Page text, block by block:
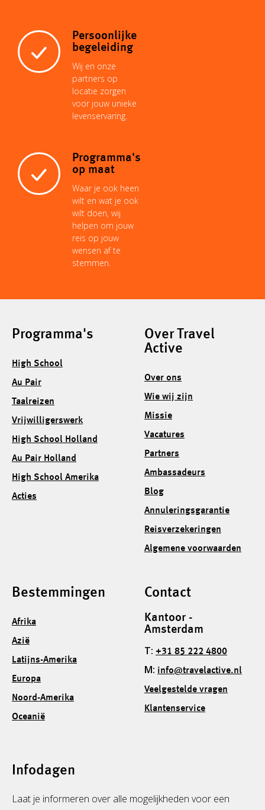
Persoonlijke
begeleiding
Wij en onze
partners op
locatie zorgen
voor jouw unieke
levenservaring.
Programma's
op maat
Waar je ook heen
wilt en wat je ook
wilt doen, wij
helpen om jouw
reis op jouw
wensen af te
stemmen.
Programma's
High School
Au Pair
Taalreizen
Vrijwilligerswerk
High School Holland
Au Pair Holland
High School Amerika
Acties
Over Travel
Active
Over ons
Wie wij zijn
Missie
Vacatures
Partners
Ambassadeurs
Blog
Annuleringsgarantie
Reisverzekeringen
Algemene voorwaarden
Bestemmingen
Afrika
Azië
Latijns-Amerika
Europa
Noord-Amerika
Oceanië
Contact
Kantoor -
Amsterdam
T: +31 85 222 4800
M: info@travelactive.nl
Veelgestelde vragen
Klantenservice
Infodagen
Laat je informeren over alle mogelijkheden voor een